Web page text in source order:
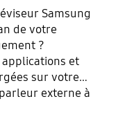
Samsung
de votre
?
et
sur votre
externe à